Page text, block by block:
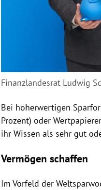
Finanzlandesrat Ludwig
Bei höherwertigen
Prozent) oder
ihr Wissen als sehr gut
Vermögen schaffen
Im Vorfeld der